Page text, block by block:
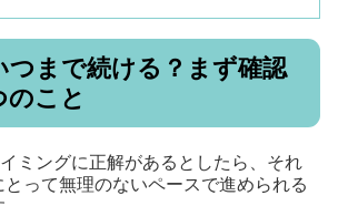
つまで続ける？まず確認
のこと
ミングに正解があるとしたら、それ
とって無理のないペースで進められる